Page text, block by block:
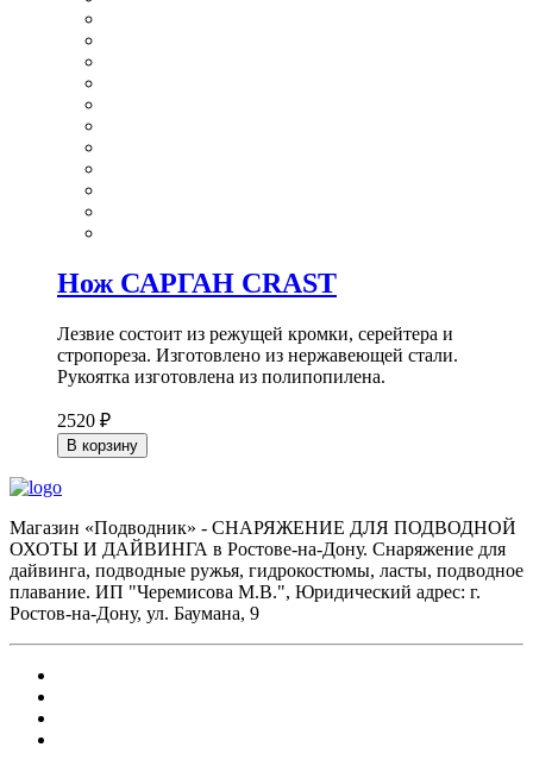
Нож САРГАН CRAST
Лезвие состоит из режущей кромки, серейтера и
стропореза. Изготовлено из нержавеющей стали.
Рукоятка изготовлена из полипопилена.
2520 ₽
В корзину
Магазин «Подводник» - СНАРЯЖЕНИЕ ДЛЯ ПОДВОДНОЙ
ОХОТЫ И ДАЙВИНГА в Ростове-на-Дону. Снаряжение для
дайвинга, подводные ружья, гидрокостюмы, ласты, подводное
плавание. ИП "Черемисова М.В.", Юридический адрес: г.
Ростов-на-Дону, ул. Баумана, 9